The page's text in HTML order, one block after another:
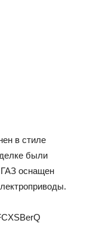
в стиле
были
оснащен